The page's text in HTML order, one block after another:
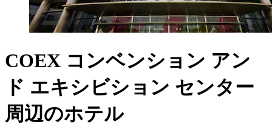
COEX コンベンション アン
ド エキシビション センター
周辺のホテル